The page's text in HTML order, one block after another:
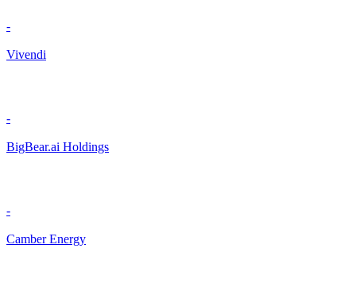
-
Vivendi
-
BigBear.ai Holdings
-
Camber Energy